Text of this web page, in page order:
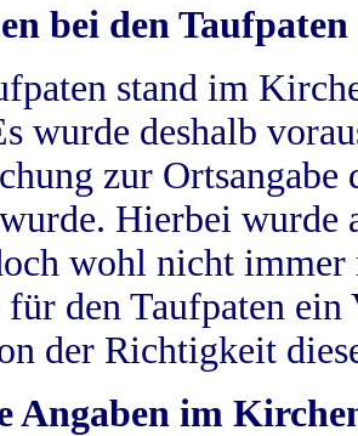
bei den Taufpaten
stand im
wurde deshalb
zur
Hierbei wurde
wohl nicht
für den Taufpaten
der Richtigkeit
Angaben im